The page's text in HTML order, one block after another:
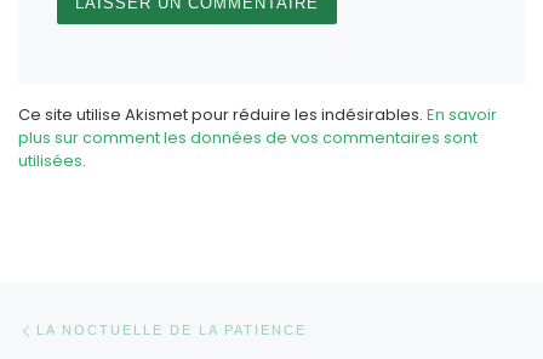
Ce site utilise Akismet pour réduire les indésirables. En savoir
plus sur comment les données de vos commentaires sont
utilisées.
LA NOCTUELLE DE LA PATIENCE